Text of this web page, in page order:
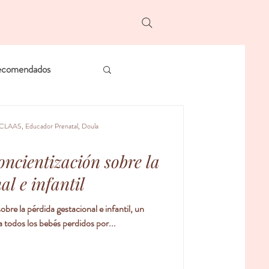
sobre la
e infantil
la pérdida gestacional e infantil, un
los bebés perdidos por...
Educador Prenatal, Doula